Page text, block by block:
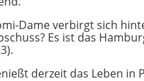
Dame verbirgt sich
Es ist das
derzeit das Leben in